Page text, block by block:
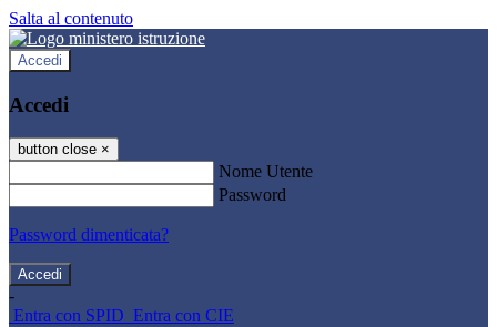
Salta al contenuto
Accedi
Accedi
button close ×
Nome Utente
Password
Password dimenticata?
-
Entra con SPID Entra con CIE